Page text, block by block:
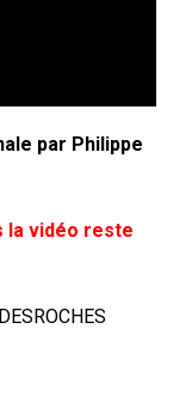
par Philippe
la vidéo reste